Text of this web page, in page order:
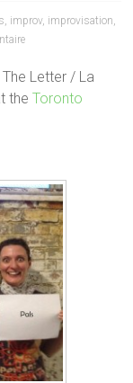
, improv, improvisation,
Letter / La
theToronto